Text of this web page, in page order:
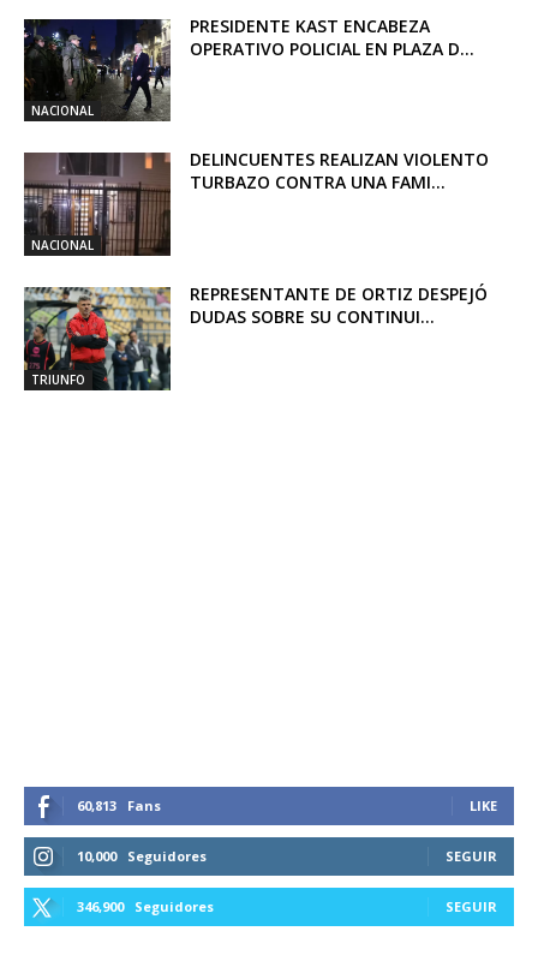
NACIONAL
PRESIDENTE KAST ENCABEZA
OPERATIVO POLICIAL EN PLAZA D...
NACIONAL
DELINCUENTES REALIZAN VIOLENTO
TURBAZO CONTRA UNA FAMI...
TRIUNFO
REPRESENTANTE DE ORTIZ DESPEJÓ
DUDAS SOBRE SU CONTINUI...
60,813 Fans LIKE
10,000 Seguidores SEGUIR
346,900 Seguidores SEGUIR